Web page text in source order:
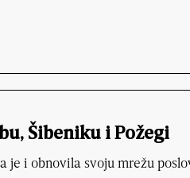
Šibeniku i Požegi
je i obnovila svoju mrežu